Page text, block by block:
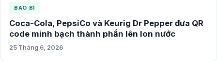
BAO BÌ
Coca-Cola, PepsiCo và Keurig Dr Pepper đưa QR
code minh bạch thành phần lên lon nước
25 Tháng 6, 2026